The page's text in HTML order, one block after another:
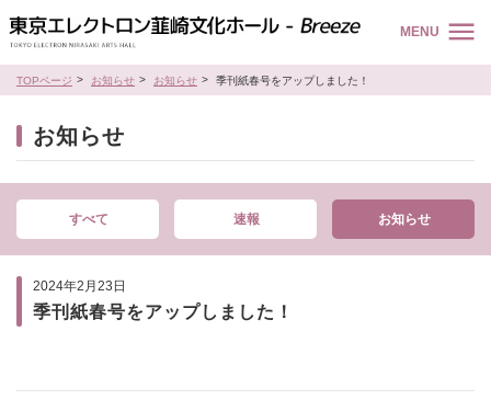
MENU
TOPページ お知らせ お知らせ 季刊紙春号をアップしました！
お知らせ
すべて 速報 お知らせ
2024年2月23日
季刊紙春号をアップしました！